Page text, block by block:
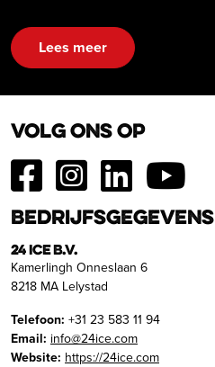
Lees meer
Volg ons op
Bedrijfsgegevens
24 ICE B.V.
Kamerlingh Onneslaan 6
8218 MA Lelystad
Telefoon: +31 23 583 11 94
Email: info@24ice.com
Website: https://24ice.com